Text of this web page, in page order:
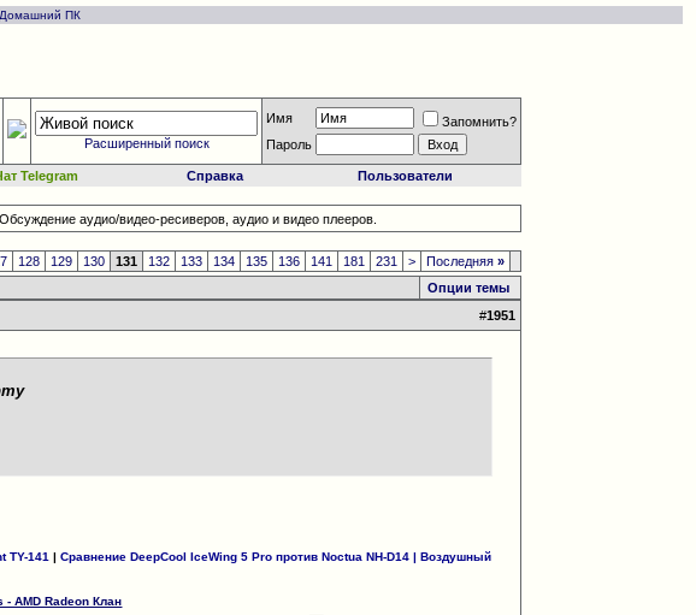
Домашний ПК
Расширенный поиск
Имя
Запомнить?
Пароль
Telegram Справка Пользователи
аудио/видео-ресиверов, аудио и видео плееров.
128 129 130 131 132 133 134 135 136 141 181 231 > Последняя»
Опции темы
#1951
TY-141 |Сравнение DeepCool IceWing 5 Pro против Noctua NH-D14 |Воздушный
AMD Radeon Клан